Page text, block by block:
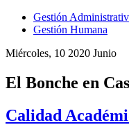
Gestión
Gestión Humana
Miércoles, 10 2020 Junio
El Bonche en
Calidad